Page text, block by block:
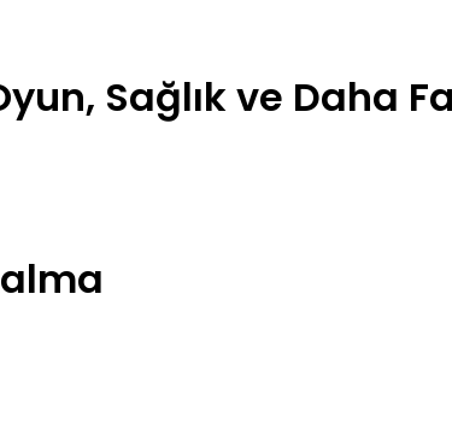
Sağlık ve Daha